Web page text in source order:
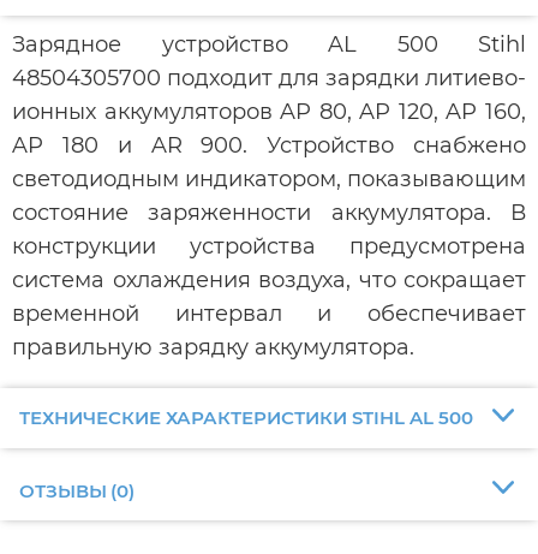
Зарядное устройство AL 500 Stihl
48504305700 подходит для зарядки литиево-
ионных аккумуляторов AP 80, AP 120, AP 160,
AP 180 и AR 900. Устройство снабжено
светодиодным индикатором, показывающим
состояние заряженности аккумулятора. В
конструкции устройства предусмотрена
система охлаждения воздуха, что сокращает
временной интервал и обеспечивает
правильную зарядку аккумулятора.
ТЕХНИЧЕСКИЕ ХАРАКТЕРИСТИКИ STIHL AL 500
ОТЗЫВЫ (0)